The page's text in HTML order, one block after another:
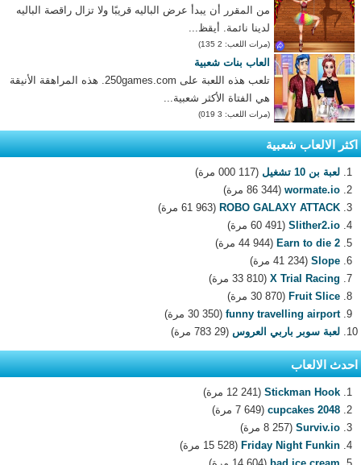
من المقرر أن يبدأ عرض الباليه قريبًا ولا تزال راقصة الباليه
لدينا نائمة. أيقظ...
(مرات اللعب: 2 135)
العاب بنات شعبية
تلعب هذه اللعبة على 250games.com. هذه المراهقة الأنيقة
هي الفتاة الأكثر شعبية...
(مرات اللعب: 3 019)
اكثر الالعاب شعبية
لعبة بن 10 تشغيل
(117 000 مرة)
wormate.io (86 344 مرة)
ROBO GALAXY ATTACK (61 963 مرة)
Slither2.io (60 491 مرة)
Earn to die 2 (44 944 مرة)
Slope (41 234 مرة)
X Trial Racing (33 810 مرة)
Fruit Slice (30 870 مرة)
funny travelling airport (30 350 مرة)
لعبة سوبر باربي العروس (29 783 مرة)
احدث الالعاب
Stickman Hook (12 241 مرة)
2048 cupcakes
(7 649 مرة)
Surviv.io (8 257 مرة)
Friday Night Funkin (15 528 مرة)